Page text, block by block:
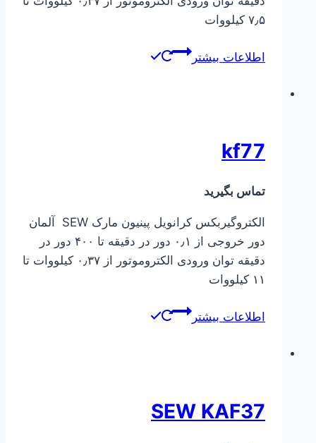
۷٫۵ کیلووات
اطلاعات بیشتر
kf77
تماس بگیرید
الکتروگیربکس کرانویل پینیون مارک SEW آلمان
دور خروجی از ۰٫۱ دور در دقیقه تا ۴۰۰ دور در
دقیقه توان ورودی الکتروموتور از ۰٫۳۷ کیلووات تا
۱۱ کیلووات
اطلاعات بیشتر
SEW KAF37